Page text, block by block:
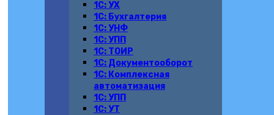
1С: УХ
1С: Бухгалтерия
1C: УНФ
1C: УПП
1С: ТОИР
1С: Документооборот
1С: Комплексная
автоматизация
1С: УПП
1С: УТ